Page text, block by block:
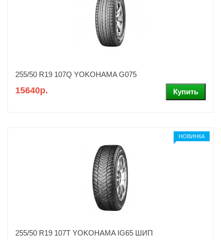
255/50 R19 107Q YOKOHAMA G075
15640р.
НОВИНКА
255/50 R19 107T YOKOHAMA IG65 ШИП